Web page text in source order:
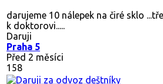
darujeme 10 nálepek na čiré sklo
k doktorovi.....
Daruji
Praha 5
Před 2 měsíci
158